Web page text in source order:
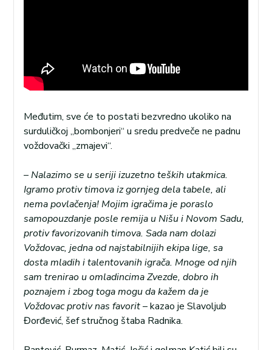
Međutim, sve će to postati bezvredno ukoliko na
surduličkoj „bombonjeri“ u sredu predveče ne padnu
voždovački „zmajevi“.
–Nalazimo se u seriji izuzetno teških utakmica.
Igramo protiv timova iz gornjeg dela tabele, ali
nema povlačenja! Mojim igračima je poraslo
samopouzdanje posle remija u Nišu i Novom Sadu,
protiv favorizovanih timova. Sada nam dolazi
Voždovac, jedna od najstabilnijih ekipa lige, sa
dosta mladih i talentovanih igrača. Mnoge od njih
sam trenirao u omladincima Zvezde, dobro ih
poznajem i zbog toga mogu da kažem da je
Voždovac protiv nas favorit– kazao je Slavoljub
Đorđević, šef stručnog štaba Radnika.